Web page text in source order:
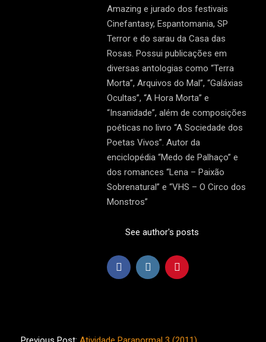
Amazing e jurado dos festivais
Cinefantasy, Espantomania, SP
Terror e do sarau da Casa das
Rosas. Possui publicações em
diversas antologias como “Terra
Morta”, Arquivos do Mal”, “Galáxias
Ocultas”, “A Hora Morta” e
“Insanidade”, além de composições
poéticas no livro “A Sociedade dos
Poetas Vivos”. Autor da
enciclopédia “Medo de Palhaço” e
dos romances “Lena – Paixão
Sobrenatural” e “VHS – O Circo dos
Monstros”
See author's posts
01-